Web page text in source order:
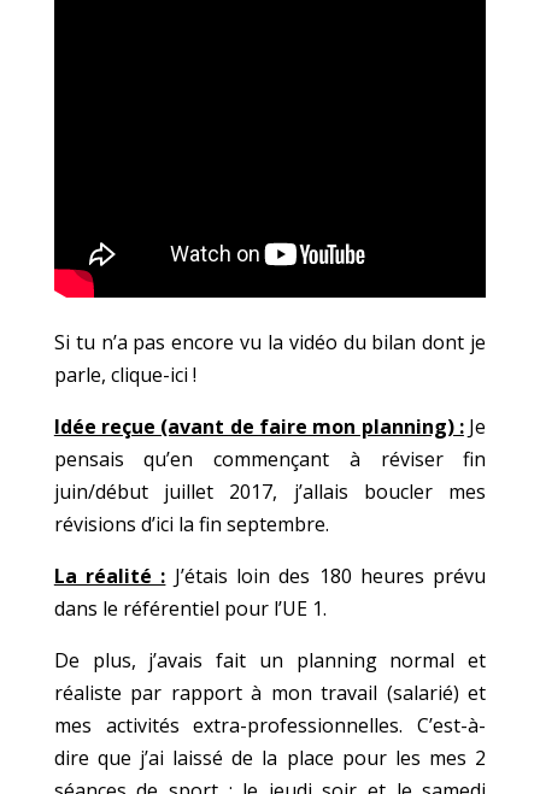
Si tu n’a pas encore vu la vidéo du bilan dont je
parle, clique-ici !
Idée reçue (avant de faire mon planning) :Je
pensais qu’en commençant à réviser fin
juin/début juillet 2017, j’allais boucler mes
révisions d’ici la fin septembre.
La réalité : J’étais loin des 180 heures prévu
dans le référentiel pour l’UE 1.
De plus, j’avais fait un planning normal et
réaliste par rapport à mon travail (salarié) et
mes activités extra-professionnelles. C’est-à-
dire que j’ai laissé de la place pour les mes 2